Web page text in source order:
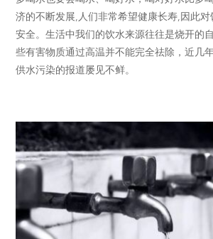
济的不断发展,人们非常希望健康长寿,因此
安全。生活中我们的饮水来源往往是烧开的
些有害物质通过高温并不能完全祛除，近几
供水污染的报道屡见不鲜。